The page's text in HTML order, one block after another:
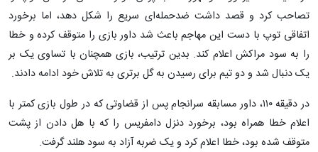
تصاحب کرد و قصد داشت ضدحمله‌ای سریع را شکل دهد، اما برخورد
اتفاقی توپ با دست این مهاجم باعث شد داور بازی را متوقف کرده و خطا
را به سود مراکش اعلام کند. بدین ترتیب، بازی همچنان با تساوی یک بر
یک دنبال شد و دو تیم برای رسیدن به گل برتری به تلاش خود ادامه دادند.
در دقیقه ۱۱۰، داور مسابقه سرانجام پس از قضاوتی که در طول بازی کمتر با
اعلام خطا همراه بود، برخورد دنزل دامفریس را که با هل دادن از پشت
متوقف شده بود، خطا اعلام کرد و یک ضربه آزاد به سود هلند گرفت.